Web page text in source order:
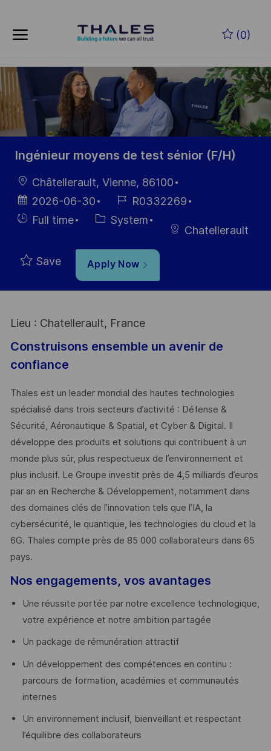
(0)
-
Ingénieur moyens de test sénior (F/H)
LocationChâtellerault, Vienne, 86100
Posted
Date
2026-06-30
Job
Id
R0332269
HiringFull time Category
System
Chatellerault
Save Apply Now
Lieu : Chatellerault, France
Construisons ensemble un avenir de
confiance
Thales est un leader mondial des hautes technologies
spécialisé dans trois secteurs d’activité : Défense &
Sécurité, Aéronautique & Spatial, et Cyber & Digital. Il
développe des produits et solutions qui contribuent à un
monde plus sûr, plus respectueux de l’environnement et
plus inclusif. Le Groupe investit près de 4,5 milliards d’euros
par an en Recherche & Développement, notamment dans
des domaines clés de l’innovation tels que l’IA, la
cybersécurité, le quantique, les technologies du cloud et la
6G. Thales compte près de 85 000 collaborateurs dans 65
pays. ​
Nos engagements, vos avantages
Une réussite portée par notre excellence technologique,
votre expérience et notre ambition partagée
Un package de rémunération attractif
Un développement des compétences en continu :
parcours de formation, académies et communautés
internes
Un environnement inclusif, bienveillant et respectant
l’équilibre des collaborateurs